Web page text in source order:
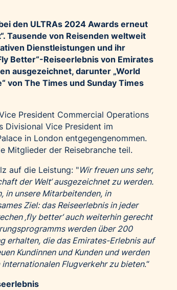
den ULTRAs 2024 Awards erneut
Tausende von Reisenden weltweit
Dienstleistungen und ihr
Better“-Reiseerlebnis von Emirates
ausgezeichnet, darunter „World
von The Times und Sunday Times
President Commercial Operations
Divisional Vice President im
in London entgegengenommen.
Mitglieder der Reisebranche teil.
auf die Leistung: "Wir freuen uns sehr,
der Welt‘ ausgezeichnet zu werden.
in unsere Mitarbeitenden, in
Ziel: das Reiseerlebnis in jeder
‚fly better‘ auch weiterhin gerecht
werden über 200
erhalten, die das Emirates-Erlebnis auf
Kundinnen und Kunden und werden
Flugverkehr zu bieten.“